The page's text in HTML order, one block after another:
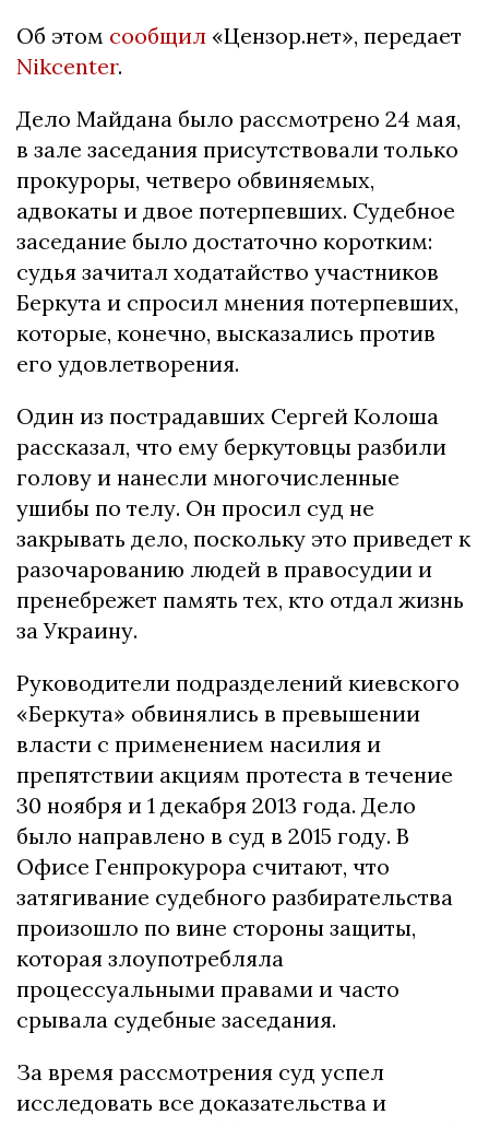
Об этом сообщил «Цензор.нет», передает
Nikcenter.
Дело Майдана было рассмотрено 24 мая,
в зале заседания присутствовали только
прокуроры, четверо обвиняемых,
адвокаты и двое потерпевших. Судебное
заседание было достаточно коротким:
судья зачитал ходатайство участников
Беркута и спросил мнения потерпевших,
которые, конечно, высказались против
его удовлетворения.
Один из пострадавших Сергей Колоша
рассказал, что ему беркутовцы разбили
голову и нанесли многочисленные
ушибы по телу. Он просил суд не
закрывать дело, поскольку это приведет к
разочарованию людей в правосудии и
пренебрежет память тех, кто отдал жизнь
за Украину.
Руководители подразделений киевского
«Беркута» обвинялись в превышении
власти с применением насилия и
препятствии акциям протеста в течение
30 ноября и 1 декабря 2013 года. Дело
было направлено в суд в 2015 году. В
Офисе Генпрокурора считают, что
затягивание судебного разбирательства
произошло по вине стороны защиты,
которая злоупотребляла
процессуальными правами и часто
срывала судебные заседания.
За время рассмотрения суд успел
исследовать все доказательства и